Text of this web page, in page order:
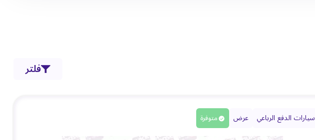
فلتر
سيارات الدفع الرباعي عرض متوفرة